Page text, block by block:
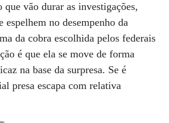
vão durar as investigações,
espelhem no desempenho da
da cobra escolhida pelos federais
é que ela se move de forma
na base da surpresa. Se é
presa escapa com relativa